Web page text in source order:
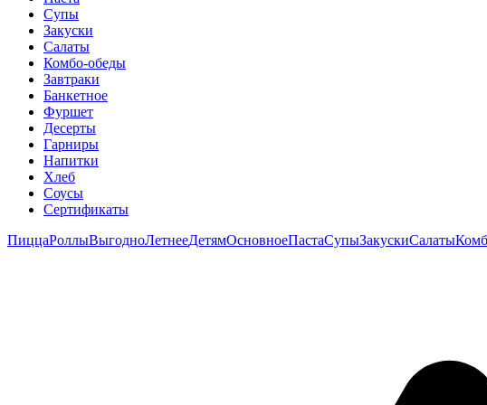
Супы
Закуски
Салаты
Комбо-обеды
Завтраки
Банкетное
Фуршет
Десерты
Гарниры
Напитки
Хлеб
Соусы
Сертификаты
ПиццаРоллыВыгодноЛетнееДетямОсновноеПастаСупыЗакускиСалаты